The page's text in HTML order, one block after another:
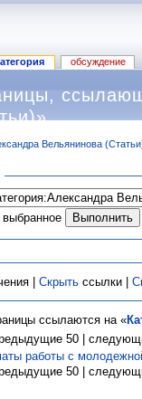
обсуждение
Вельянинова
| Скрыть ссылки |
ссылаются на «
50 |
работы с
50 |